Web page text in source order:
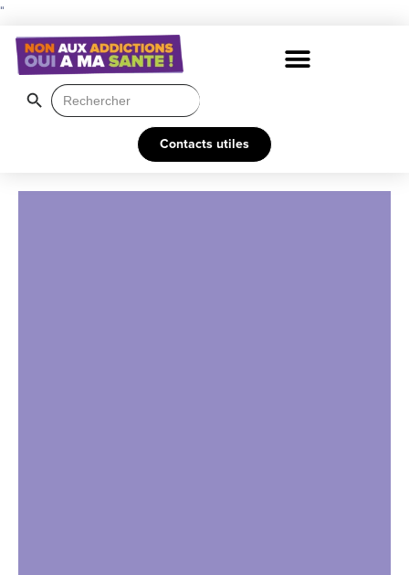
"
Search
for:
Search Button
Contacts utiles